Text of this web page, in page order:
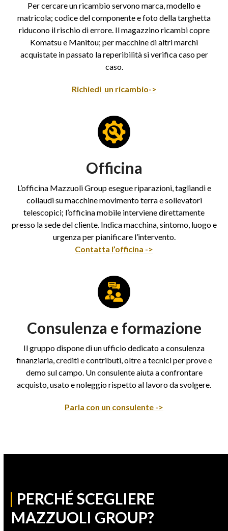
Per cercare un ricambio servono marca, modello e
matricola; codice del componente e foto della targhetta
riducono il rischio di errore. Il magazzino ricambi copre
Komatsu e Manitou; per macchine di altri marchi
acquistate in passato la reperibilità si verifica caso per
caso.
Richiedi un ricambio->
Officina
L’officina Mazzuoli Group esegue riparazioni, tagliandi e
collaudi su macchine movimento terra e sollevatori
telescopici; l’officina mobile interviene direttamente
presso la sede del cliente. Indica macchina, sintomo, luogo e
urgenza per pianificare l’intervento.
Contatta l’officina ->
Consulenza e formazione
Il gruppo dispone di un ufficio dedicato a consulenza
finanziaria, crediti e contributi, oltre a tecnici per prove e
demo sul campo. Un consulente aiuta a confrontare
acquisto, usato e noleggio rispetto al lavoro da svolgere.
Parla con un consulente ->
| PERCHÉ SCEGLIERE
MAZZUOLI GROUP?